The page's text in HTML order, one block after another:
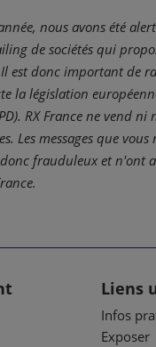
nous avons été
de sociétés qui
Il est donc important de
la législation
RX France ne vend ni
Les messages que
donc frauduleux et n'ont
Liens
Infos
Exposer